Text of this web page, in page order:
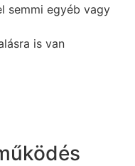
semmi egyéb vagy
is van